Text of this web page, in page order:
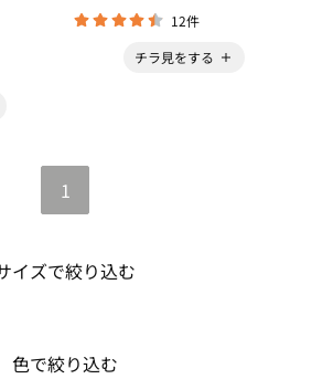
12件
チラ見をする
1
イズで絞り込む
: 9号
色で絞り込む